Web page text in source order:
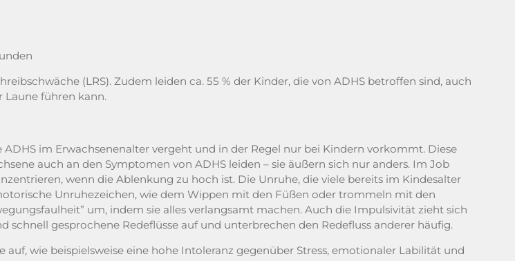
(LRS). Zudem leiden ca. 55 % der Kinder, die von ADHS betroffen sind, auch
Laune führen kann.
im Erwachsenenalter vergeht und in der Regel nur bei Kindern vorkommt. Diese
auch an den Symptomen von ADHS leiden – sie äußern sich nur anders. Im Job
wenn die Ablenkung zu hoch ist. Die Unruhe, die viele bereits im Kindesalter
Unruhezeichen, wie dem Wippen mit den Füßen oder trommeln mit den
um, indem sie alles verlangsamt machen. Auch die Impulsivität zieht sich
schnell gesprochene Redeflüsse auf und unterbrechen den Redefluss anderer häufig.
wie beispielsweise eine hohe Intoleranz gegenüber Stress, emotionaler Labilität und